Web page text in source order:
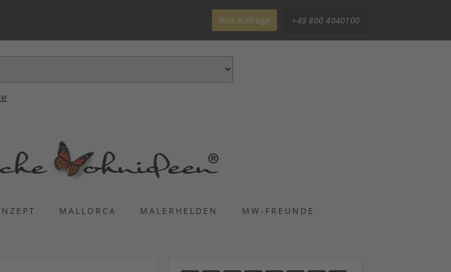
Ihre Anfrage +49 800 4040100
MALLORCA MALERHELDEN MW-FREUNDE